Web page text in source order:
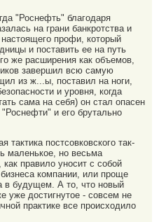
"Роснефть" благодаря
на грани банкротства и
профи, который
и поставить ее на путь
же расширения как объемов,
завершил всю самую
из ж...ы, поставил на ноги,
и уровня, когда
сама на себя) он стал опасен
и его брутально
постсовковского так-
маленькое, но весьма
правило уносит с собой
компании, или проще
в будущем. А то, что новый
уже достигнутое - совсем не
практике все происходило